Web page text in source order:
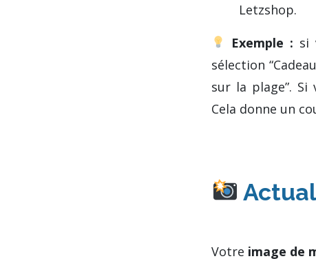
Letzshop.
Exemple : si
sélection
sur la plage”. Si
Cela donne un
Votre image de